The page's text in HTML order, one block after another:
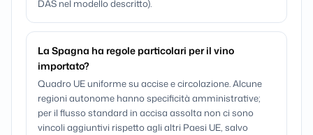
DAS nel modello descritto).
La Spagna ha regole particolari per il vino
importato?
Quadro UE uniforme su accise e circolazione. Alcune
regioni autonome hanno specificità amministrative;
per il flusso standard in accisa assolta non ci sono
vincoli aggiuntivi rispetto agli altri Paesi UE, salvo